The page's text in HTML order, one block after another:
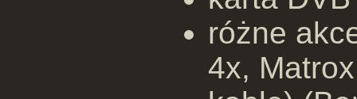
różne
4x,